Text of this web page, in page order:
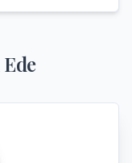
Ede